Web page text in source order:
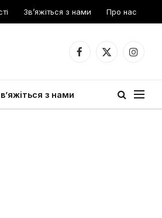
Зв’яжіться з нами Про нас
Facebook
X
з нами